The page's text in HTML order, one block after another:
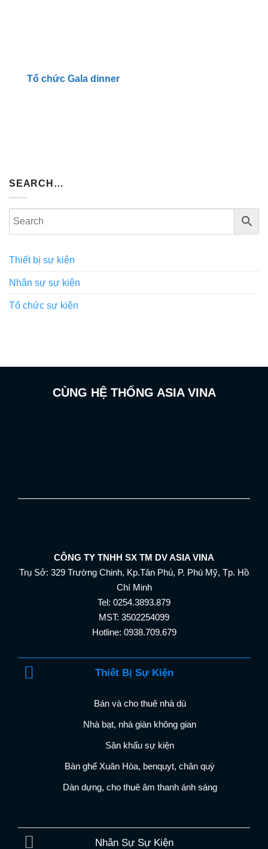
Tổ chức Gala dinner
SEARCH…
Thiết bị sự kiện
Nhân sự sự kiện
Tổ chức sự kiện
CÙNG HỆ THỐNG ASIA VINA
CÔNG TY TNHH SX TM DV ASIA VINA
Trụ Sở: 329 Trường Chinh, Kp.Tân Phú, P. Phú Mỹ, Tp. Hồ
Chí Minh
Tel: 0254.3893.879
MST: 3502254099
Hotline: 0938.709.679
Thiết Bị Sự Kiện
Bán và cho thuê nhà dù
Nhà bạt, nhà giàn không gian
Sân khấu sự kiện
Bàn ghế Xuân Hòa, benquyt, chân quỳ
Dàn dựng, cho thuê âm thanh ánh sáng
Nhân Sự Sự Kiện